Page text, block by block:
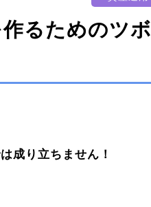
るためのツボ
成り立ちません！